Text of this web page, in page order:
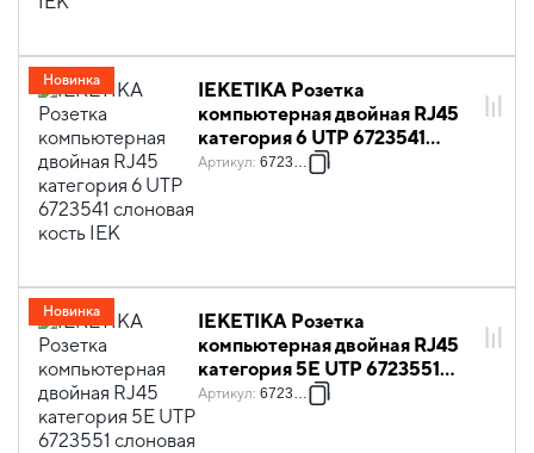
IEKETIKA Розетка
компьютерная двойная RJ45
категория 6 UTP 6723541
слоновая кость IEK
Артикул: 6723541
Новинка
IEKETIKA Розетка
компьютерная двойная RJ45
категория 5Е UTP 6723551
слоновая кость IEK
Артикул: 6723551
Новинка